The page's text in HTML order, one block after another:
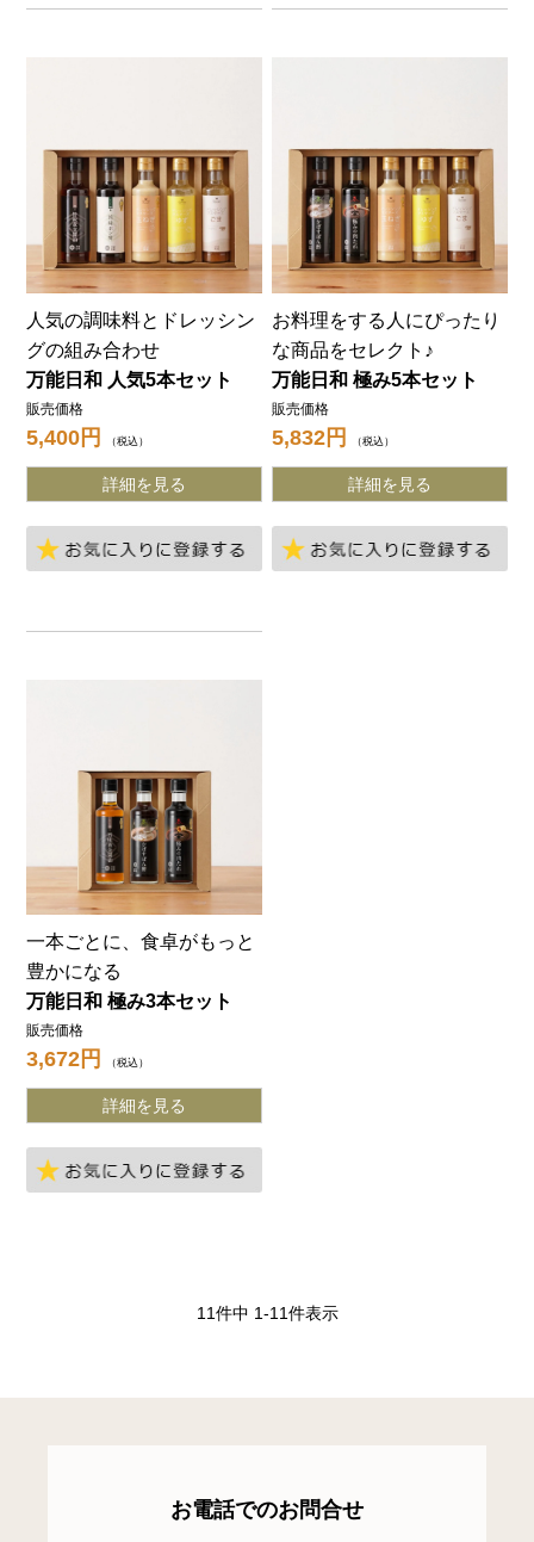
人気の調味料とドレッシン
グの組み合わせ
万能日和 人気5本セット
販売価格
5,400 税込
詳細を見る
お気に入りに登録する
お料理をする人にぴったり
な商品をセレクト♪
万能日和 極み5本セット
販売価格
5,832 税込
詳細を見る
一本ごとに、食卓がもっと
豊かになる
万能日和 極み3本セット
販売価格
3,672 税込
詳細を見る
11件中 1-11件表示
お電話でのお問合せ